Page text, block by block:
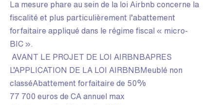
La mesure phare au sein de la loi Airbnb concerne la
fiscalité et plus particulièrement l’abattement
forfaitaire appliqué dans le régime fiscal « micro-
BIC ».
AVANT LE PROJET DE LOI AIRBNBAPRES
L’APPLICATION DE LA LOI AIRBNBMeublé non
classéAbattement forfaitaire de 50%
77 700 euros de CA annuel max